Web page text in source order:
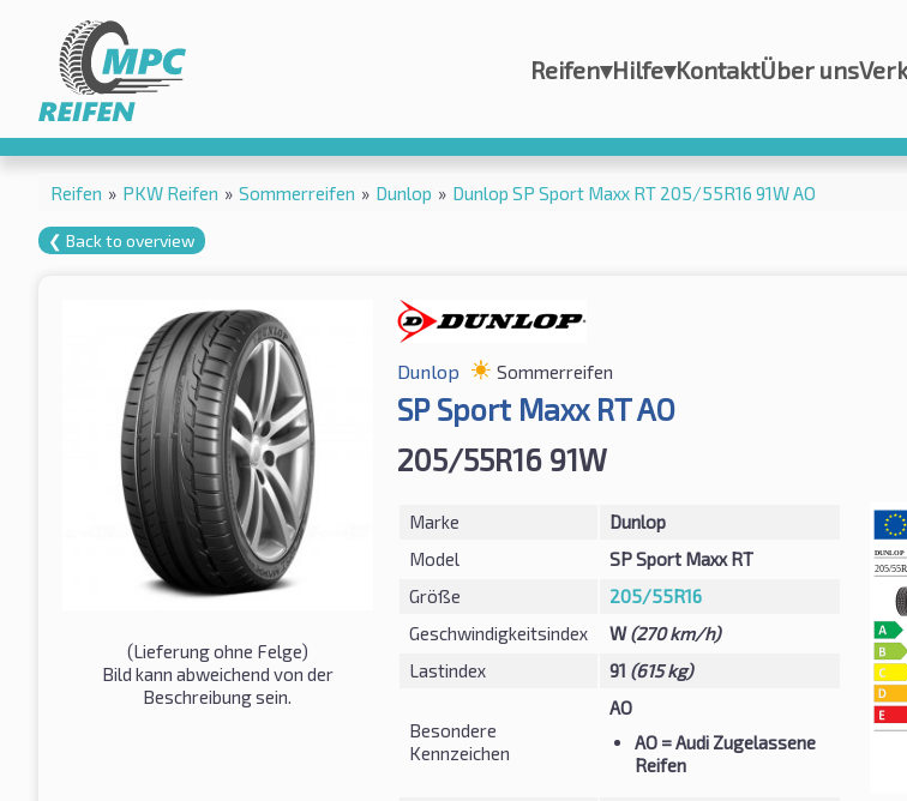
Reifen▾Hilfe▾KontaktÜber uns
Reifen » PKW Reifen » Sommerreifen » Dunlop » Dunlop SP Sport Maxx RT 205/55R16 91W AO
❮ Back to overview
(Lieferung ohne Felge)
Bild kann abweichend von der
Beschreibung sein.
Dunlop Sommerreifen
SP Sport Maxx RT AO
205/55R16 91W
Marke
Dunlop
Model
SP Sport Maxx RT
Größe
205/55R16
Geschwindigkeitsindex
W(270 km/h)
Lastindex
91 (615 kg)
Besondere
Kennzeichen
AO
AO= Audi Zugelassene
Reifen